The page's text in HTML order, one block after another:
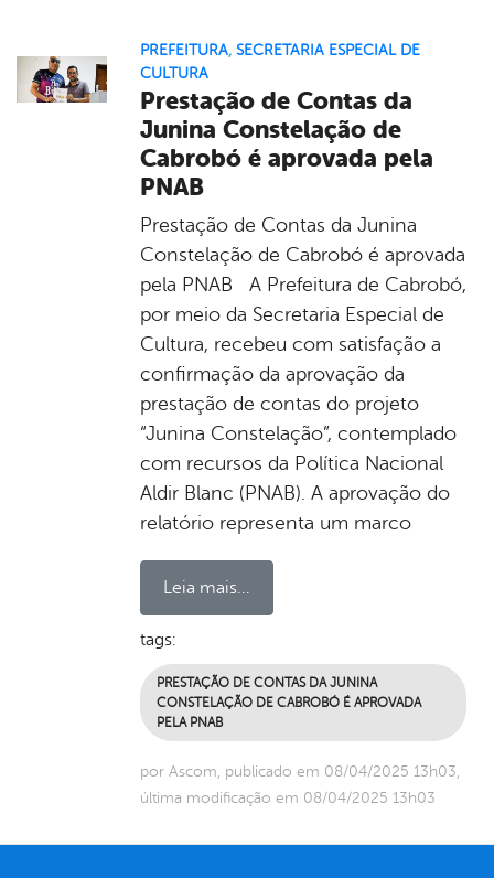
PREFEITURA, SECRETARIA ESPECIAL DE
CULTURA
Prestação de Contas da
Junina Constelação de
Cabrobó é aprovada pela
PNAB
Prestação de Contas da Junina
Constelação de Cabrobó é aprovada
pela PNAB A Prefeitura de Cabrobó,
por meio da Secretaria Especial de
Cultura, recebeu com satisfação a
confirmação da aprovação da
prestação de contas do projeto
“Junina Constelação”, contemplado
com recursos da Política Nacional
Aldir Blanc (PNAB). A aprovação do
relatório representa um marco
Leia mais...
tags:
PRESTAÇÃO DE CONTAS DA JUNINA
CONSTELAÇÃO DE CABROBÓ É APROVADA
PELA PNAB
por Ascom, publicado em 08/04/2025 13h03,
última modificação em 08/04/2025 13h03